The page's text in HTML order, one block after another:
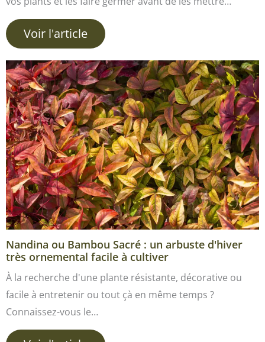
Voir l'article
Nandina ou Bambou Sacré : un arbuste d'hiver
très ornemental facile à cultiver
À la recherche d'une plante résistante, décorative ou
facile à entretenir ou tout çà en même temps ?
Connaissez-vous le…